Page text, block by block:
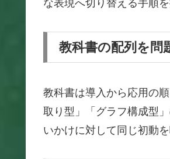
な表現へ切り替える手順
教科書の配列を問
教科書は導入から応用の
取り型」「グラフ構成型
いかけに対して同じ初動